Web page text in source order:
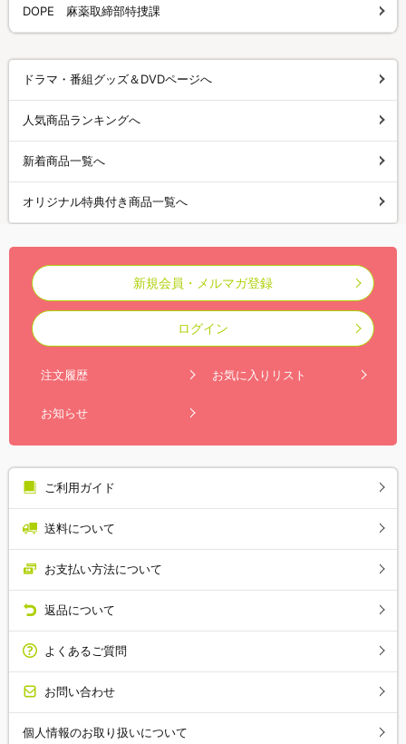
DOPE 麻薬取締部特捜課
ドラマ・番組グッズ＆DVDページへ
人気商品ランキングへ
新着商品一覧へ
オリジナル特典付き商品一覧へ
新規会員・メルマガ登録
ログイン
注文履歴 お気に入りリスト
お知らせ
ご利用ガイド
送料について
お支払い方法について
返品について
よくあるご質問
お問い合わせ
個人情報のお取り扱いについて